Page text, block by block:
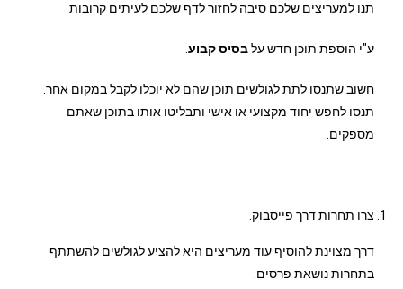
תנו למעריצים שלכם סיבה לחזור לדף שלכם לעיתים קרובות
ע"י הוספת תוכן חדש עלבסיס קבוע.
חשוב שתנסו לתת לגולשים תוכן שהם לא יוכלו לקבל במקום אחר.
תנסו לחפש יחוד מקצועי או אישי ותבליטו אותו בתוכן שאתם
מספקים.
צרו תחרות דרך פייסבוק.
דרך מצוינת להוסיף עוד מעריצים היא להציע לגולשים להשתתף
בתחרות נושאת פרסים.